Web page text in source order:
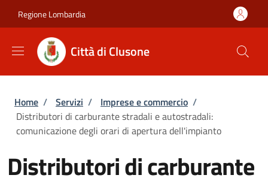
Regione Lombardia
Città di Clusone
Briciole di pane
Home / Servizi / Imprese e commercio /
Distributori di carburante stradali e autostradali:
comunicazione degli orari di apertura dell'impianto
Distributori di carburante